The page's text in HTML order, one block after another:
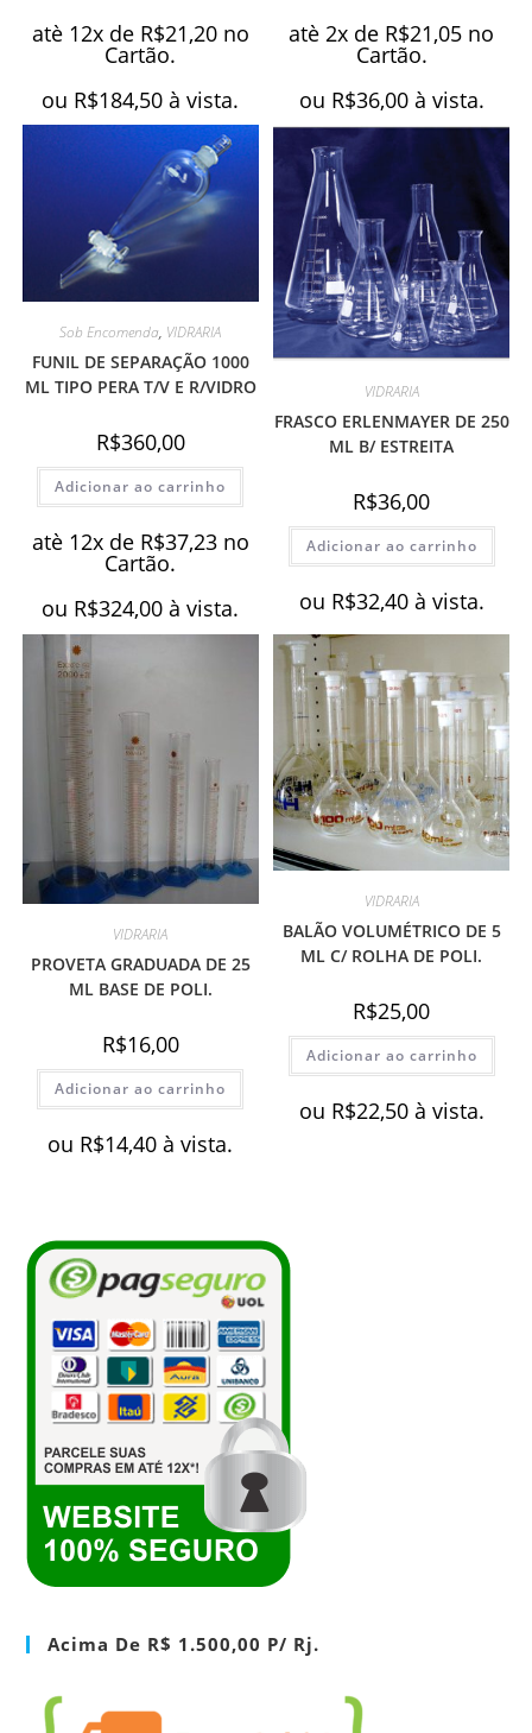
atè 12x de R$21,20 no
Cartão.
ou R$184,50 à vista.
atè 2x de R$21,05 no
Cartão.
ou R$36,00 à vista.
Sob Encomenda, VIDRARIA
FUNIL DE SEPARAÇÃO 1000
ML TIPO PERA T/V E R/VIDRO
R$360,00
Adicionar ao carrinho
atè 12x de R$37,23 no
Cartão.
ou R$324,00 à vista.
VIDRARIA
FRASCO ERLENMAYER DE 250
ML B/ ESTREITA
R$36,00
Adicionar ao carrinho
ou R$32,40 à vista.
VIDRARIA
PROVETA GRADUADA DE 25
ML BASE DE POLI.
R$16,00
Adicionar ao carrinho
ou R$14,40 à vista.
VIDRARIA
BALÃO VOLUMÉTRICO DE 5
ML C/ ROLHA DE POLI.
R$25,00
Adicionar ao carrinho
ou R$22,50 à vista.
Acima De R$ 1.500,00 P/ Rj.